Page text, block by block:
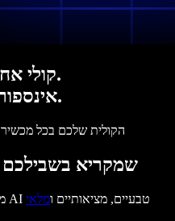
עוזר AI קולי אחד.
אינספור שימושים.
היא שכבת ה-AI הקולית שלכם בכל מכשיר
שמקריא בשבילכם
הפכו קובצי PDF, מסמכים ועוד לקולות AI טבעיים, מציאותיים ומלאי